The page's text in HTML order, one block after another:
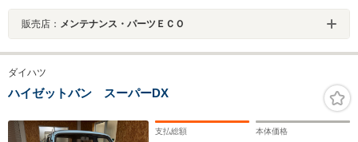
販売店： メンテナンス・パーツＥＣＯ
ダイハツ
ハイゼットバン スーパーDX
支払総額 本体価格